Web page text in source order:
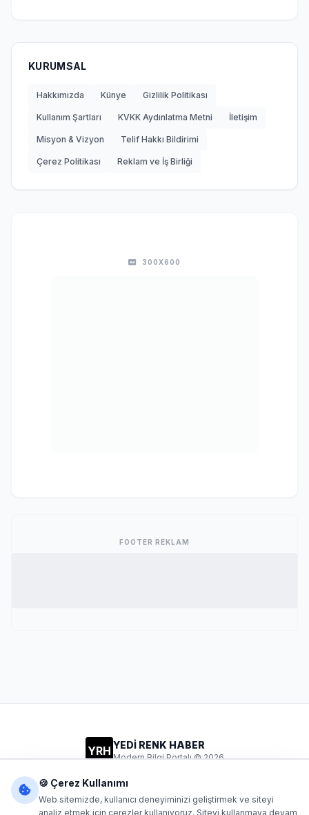
KURUMSAL
Hakkımızda Künye Gizlilik Politikası
Kullanım Şartları KVKK Aydınlatma Metni İletişim
Misyon & Vizyon Telif Hakkı Bildirimi
Çerez Politikası Reklam ve İş Birliği
300X600
FOOTER REKLAM
YRH YEDİ RENK HABER
Modern Bilgi Portalı © 2026
🍪 Çerez Kullanımı
Web sitemizde, kullanıcı deneyiminizi geliştirmek ve siteyi
analiz etmek için çerezler kullanıyoruz. Siteyi kullanmaya devam